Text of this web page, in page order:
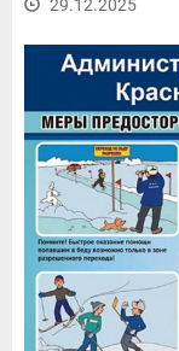
29.12.2025